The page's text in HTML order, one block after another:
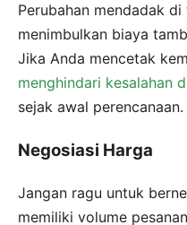
Perubahan mendadak
menimbulkan biaya
Jika Anda mencetak
menghindari kesalahan
sejak awal perencanaan.
Negosiasi Harga
Jangan ragu untuk
memiliki volume